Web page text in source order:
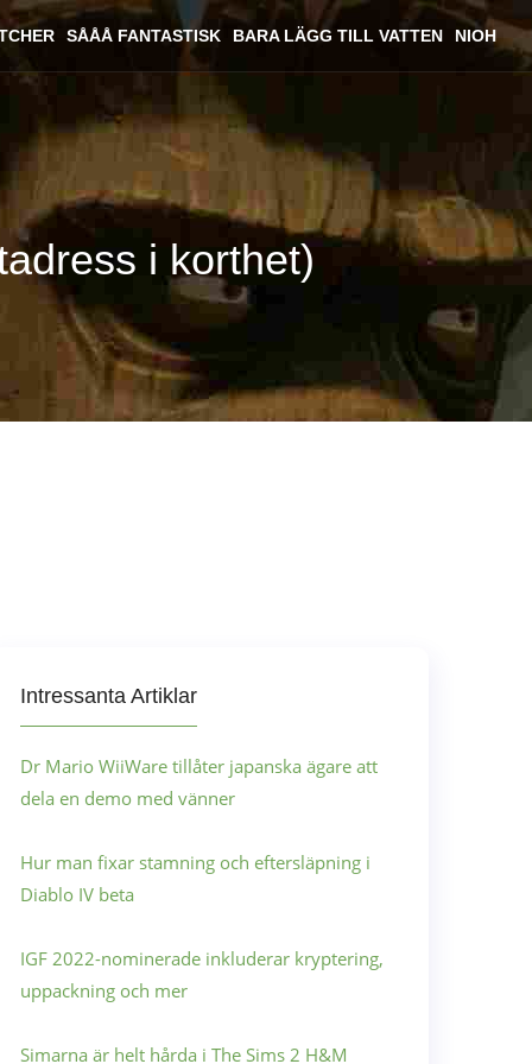
SÅÅÅ FANTASTISK BARA LÄGG TILL VATTEN NIOH
i korthet)
Intressanta Artiklar
Dr Mario WiiWare tillåter japanska ägare att
dela en demo med vänner
Hur man fixar stamning och eftersläpning i
Diablo IV beta
IGF 2022-nominerade inkluderar kryptering,
uppackning och mer
Simarna är helt hårda i The Sims 2 H&M